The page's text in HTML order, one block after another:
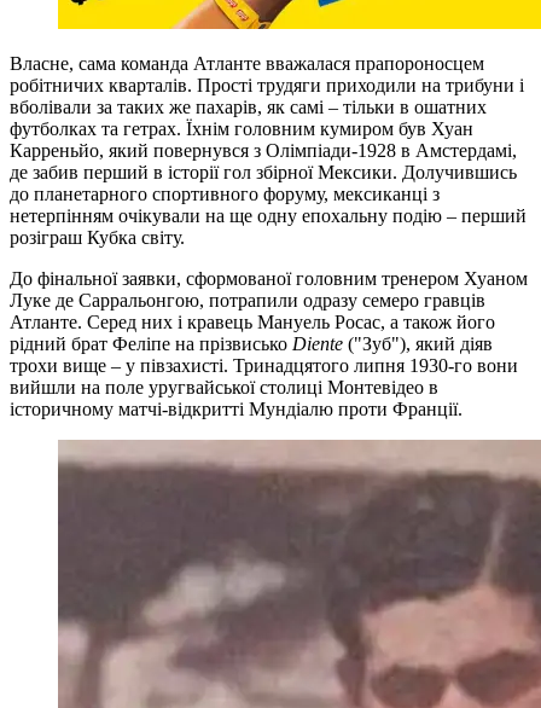
Власне, сама команда Атланте вважалася прапороносцем
робітничих кварталів. Прості трудяги приходили на трибуни і
вболівали за таких же пахарів, як самі – тільки в ошатних
футболках та гетрах. Їхнім головним кумиром був Хуан
Карреньйо, який повернувся з Олімпіади-1928 в Амстердамі,
де забив перший в історії гол збірної Мексики. Долучившись
до планетарного спортивного форуму, мексиканці з
нетерпінням очікували на ще одну епохальну подію – перший
розіграш Кубка світу.
До фінальної заявки, сформованої головним тренером Хуаном
Луке де Сарральонгою, потрапили одразу семеро гравців
Атланте. Серед них і кравець Мануель Росас, а також його
рідний брат Феліпе на прізвисько Diente ("Зуб"), який діяв
трохи вище – у півзахисті. Тринадцятого липня 1930-го вони
вийшли на поле уругвайської столиці Монтевідео в
історичному матчі-відкритті Мундіалю проти Франції.